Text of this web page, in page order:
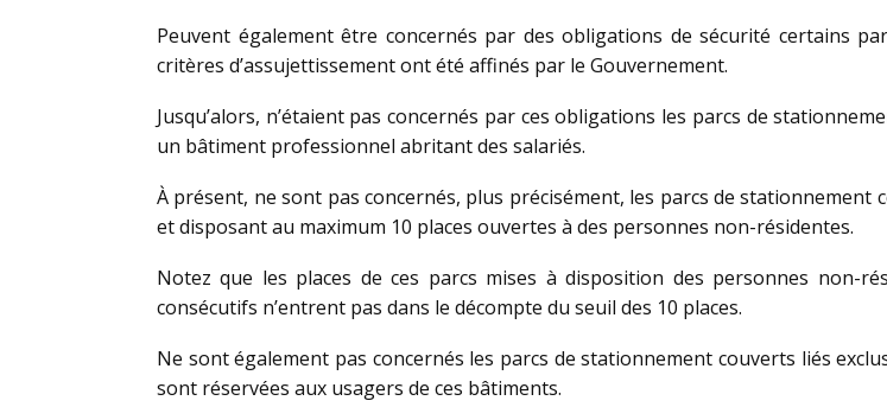
Peuvent également être concernés par des obligations de sécurité certains
critères d’assujettissement ont été affinés par le Gouvernement.
Jusqu’alors, n’étaient pas concernés par ces obligations les parcs de
un bâtiment professionnel abritant des salariés.
À présent, ne sont pas concernés, plus précisément, les parcs de
et disposant au maximum 10 places ouvertes à des personnes non-résidentes.
Notez que les places de ces parcs mises à disposition des personnes non-
consécutifs n’entrent pas dans le décompte du seuil des 10 places.
Ne sont également pas concernés les parcs de stationnement couverts liés
sont réservées aux usagers de ces bâtiments.